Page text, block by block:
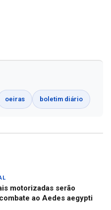
oeiras boletim diário
motorizadas serão
ao Aedes aegypti